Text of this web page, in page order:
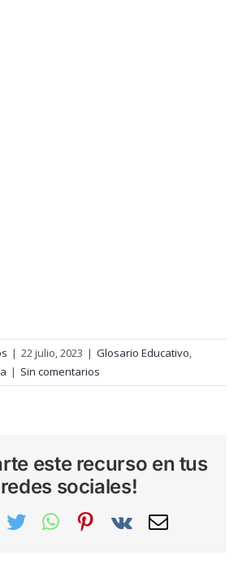
| 22 julio, 2023 | Glosario Educativo,
| Sin comentarios
este recurso en tus
redes sociales!
TwitterWhatsAppPinterest
Vk
Correo